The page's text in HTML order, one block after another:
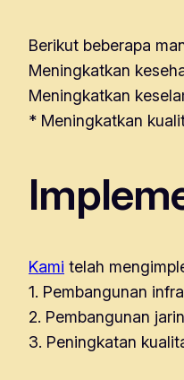
Berikut beberapa
Meningkatkan
Meningkatkan
* Meningkatkan
Kami telah
1. Pembangunan
2. Pembangunan
3. Peningkatan